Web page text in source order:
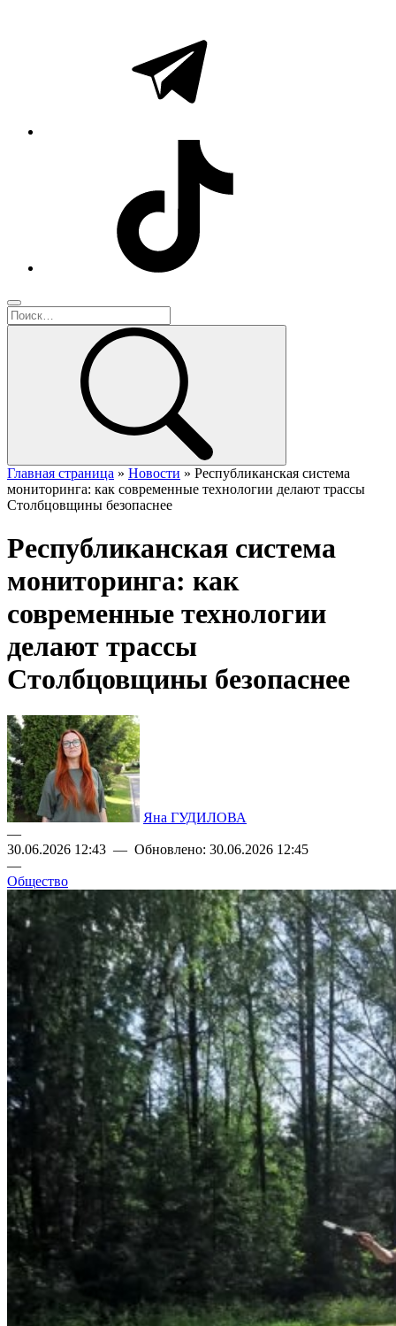
Главная страница » Новости » Республиканская система
мониторинга: как современные технологии делают трассы
Столбцовщины безопаснее
Республиканская система
мониторинга: как
современные технологии
делают трассы
Столбцовщины безопаснее
Яна ГУДИЛОВА
—
30.06.2026 12:43 — Обновлено: 30.06.2026 12:45
—
Общество